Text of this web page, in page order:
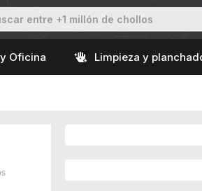
Oficina Limpieza y